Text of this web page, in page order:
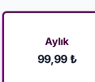
Aylık
99,99 ₺